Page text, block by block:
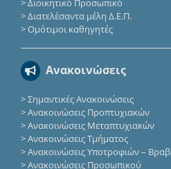
> Διατελέσαντα μέλη Δ.Ε.Π.
> Ομότιμοι καθηγητές
Ανακοινώσεις
> Σημαντικές Ανακοινώσεις
> Ανακοινώσεις Προπτυχιακών
> Ανακοινώσεις Μεταπτυχιακών
> Ανακοινώσεις Τμήματος
> Ανακοινώσεις Υποτροφιών –
> Ανακοινώσεις Προσωπικού